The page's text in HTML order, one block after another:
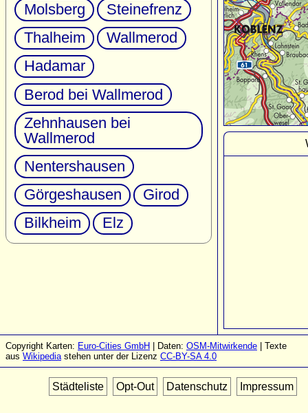
Molsberg
Steinefrenz
Thalheim
Wallmerod
Hadamar
Berod bei Wallmerod
Zehnhausen bei
Wallmerod
Nentershausen
Görgeshausen
Girod
Bilkheim
Elz
Copyright Karten: Euro-Cities GmbH | Daten: OSM-Mitwirkende | Texte
aus Wikipediastehen unter der Lizenz CC-BY-SA 4.0
Städteliste Opt-Out Datenschutz Impressum